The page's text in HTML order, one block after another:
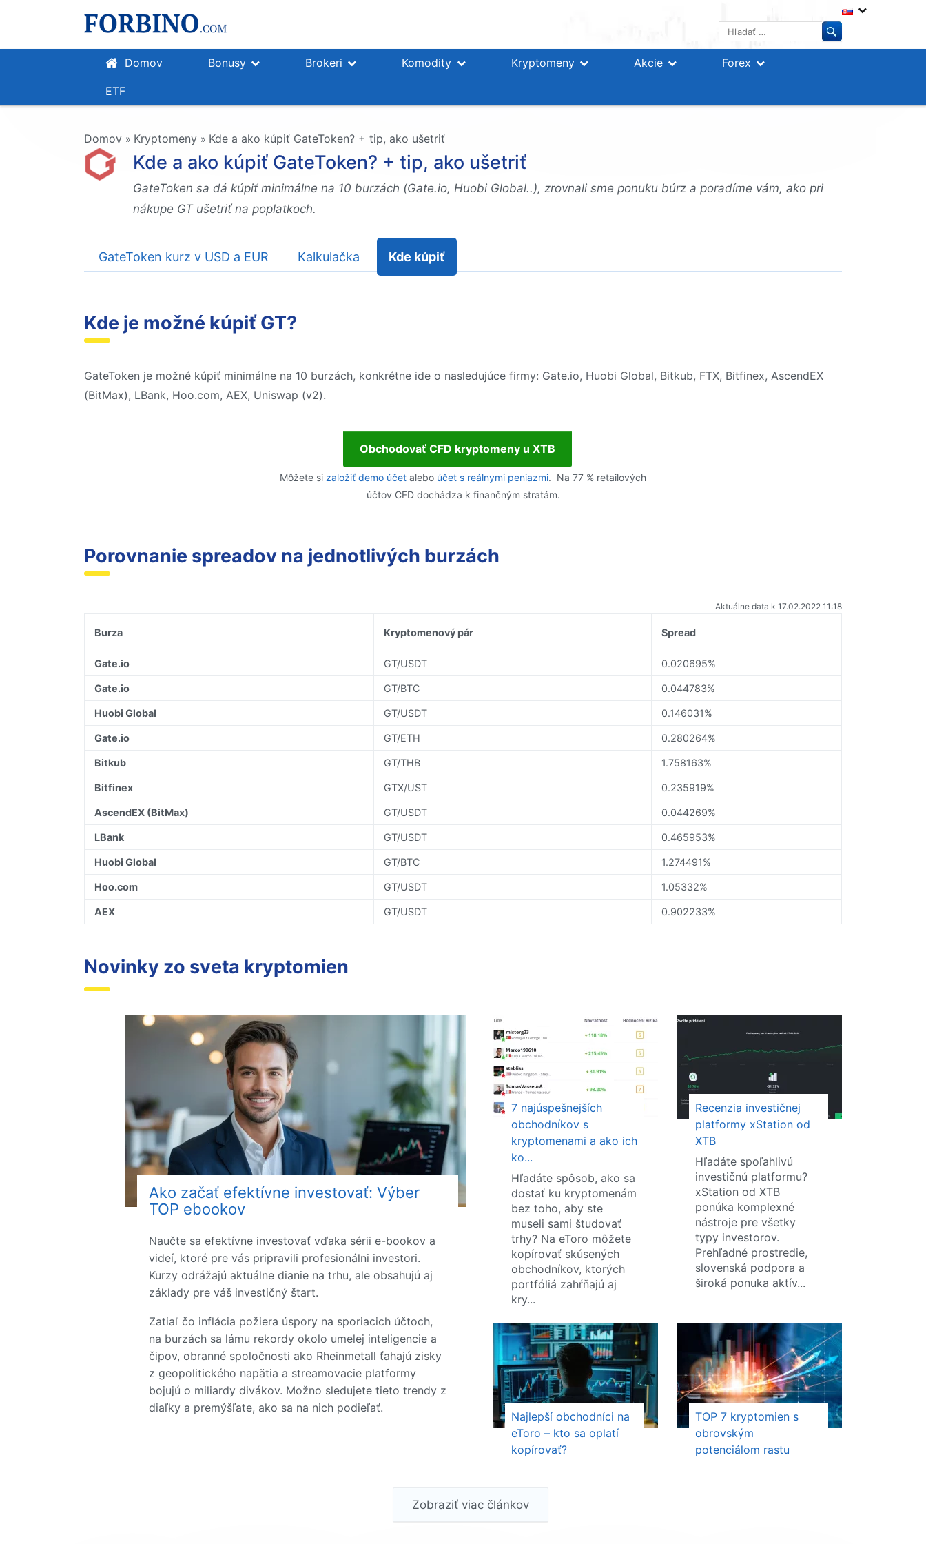
Hľadať:
Domov Bonusy Brokeri Komodity Kryptomeny Akcie Forex
ETF
Domov » Kryptomeny » Kde a ako kúpiť GateToken? + tip, ako ušetriť
Kde a ako kúpiť GateToken? + tip, ako ušetriť
GateToken sa dá kúpiť minimálne na 10 burzách (Gate.io, Huobi Global..), zrovnali sme ponuku búrz a poradíme vám, ako pri
nákupe GT ušetriť na poplatkoch.
GateToken kurz v USD a EUR Kalkulačka Kde kúpiť
Kde je možné kúpiť GT?
GateToken je možné kúpiť minimálne na 10 burzách, konkrétne ide o nasledujúce firmy: Gate.io, Huobi Global, Bitkub, FTX, Bitfinex, AscendEX
(BitMax), LBank, Hoo.com, AEX, Uniswap (v2).
Obchodovať CFD kryptomeny u XTB
Môžete si založiť demo účet alebo účet s reálnymi peniazmi. Na 77 % retailových
účtov CFD dochádza k finančným stratám.
Porovnanie spreadov na jednotlivých burzách
Aktuálne data k 17.02.2022 11:18
Burza Kryptomenový pár Spread
Gate.io GT/USDT 0.020695%
Gate.io GT/BTC 0.044783%
Huobi Global GT/USDT 0.146031%
Gate.io GT/ETH 0.280264%
Bitkub GT/THB 1.758163%
Bitfinex GTX/UST 0.235919%
AscendEX (BitMax) GT/USDT 0.044269%
LBank GT/USDT 0.465953%
Huobi Global GT/BTC 1.274491%
Hoo.com GT/USDT 1.05332%
AEX GT/USDT 0.902233%
Novinky zo sveta kryptomien
Ako začať efektívne investovať: Výber
TOP ebookov
Naučte sa efektívne investovať vďaka sérii e-bookov a
videí, ktoré pre vás pripravili profesionálni investori.
Kurzy odrážajú aktuálne dianie na trhu, ale obsahujú aj
základy pre váš investičný štart.
Zatiaľ čo inflácia požiera úspory na sporiacich účtoch,
na burzách sa lámu rekordy okolo umelej inteligencie a
čipov, obranné spoločnosti ako Rheinmetall ťahajú zisky
z geopolitického napätia a streamovacie platformy
bojujú o miliardy divákov. Možno sledujete tieto trendy z
diaľky a premýšľate, ako sa na nich podieľať.
7 najúspešnejších
obchodníkov s
kryptomenami a ako ich
ko...
Hľadáte spôsob, ako sa
dostať ku kryptomenám
bez toho, aby ste
museli sami študovať
trhy? Na eToro môžete
kopírovať skúsených
obchodníkov, ktorých
portfóliá zahŕňajú aj
kry...
Recenzia investičnej
platformy xStation od
XTB
Hľadáte spoľahlivú
investičnú platformu?
xStation od XTB
ponúka komplexné
nástroje pre všetky
typy investorov.
Prehľadné prostredie,
slovenská podpora a
široká ponuka aktív...
Najlepší obchodníci na
eToro – kto sa oplatí
kopírovať?
TOP 7 kryptomien s
obrovským
potenciálom rastu
Zobraziť viac článkov